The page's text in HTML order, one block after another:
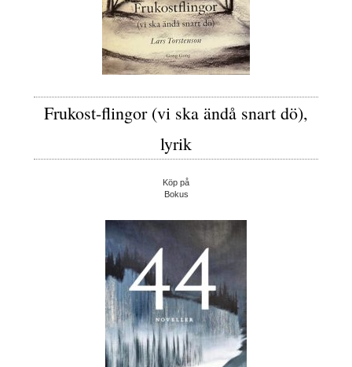
Frukost-flingor (vi ska ändå snart dö),
lyrik
Köp på
Bokus